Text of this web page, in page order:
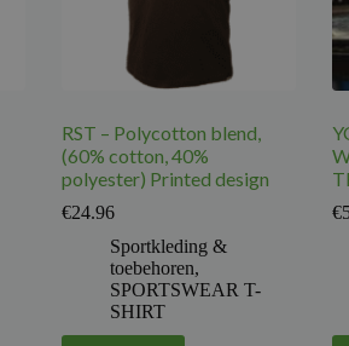
RST – Polycotton blend,
(60% cotton, 40%
polyester) Printed design
€24.96
Sportkleding &
toebehoren,
SPORTSWEAR T-
SHIRT
€